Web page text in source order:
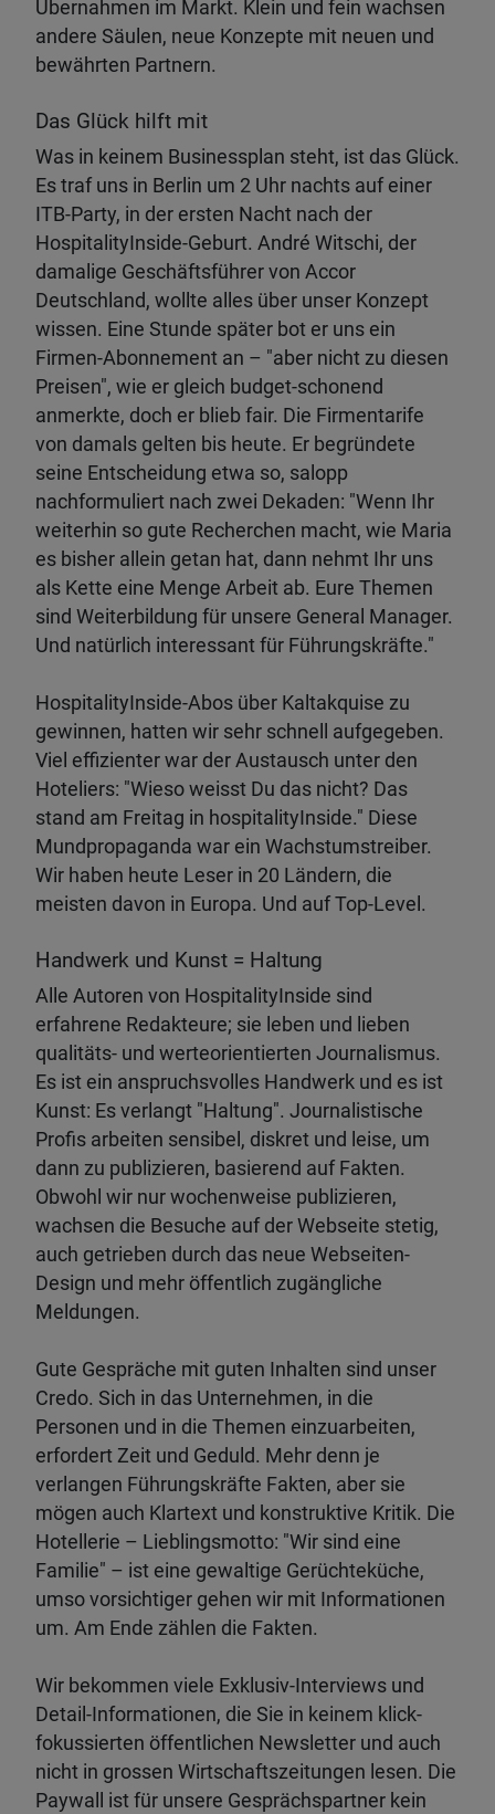
Übernahmen im Markt. Klein und fein wachsen
andere Säulen, neue Konzepte mit neuen und
bewährten Partnern.
Das Glück hilft mit
Was in keinem Businessplan steht, ist das Glück.
Es traf uns in Berlin um 2 Uhr nachts auf einer
ITB-Party, in der ersten Nacht nach der
HospitalityInside-Geburt. André Witschi, der
damalige Geschäftsführer von Accor
Deutschland, wollte alles über unser Konzept
wissen. Eine Stunde später bot er uns ein
Firmen-Abonnement an – "aber nicht zu diesen
Preisen", wie er gleich budget-schonend
anmerkte, doch er blieb fair. Die Firmentarife
von damals gelten bis heute. Er begründete
seine Entscheidung etwa so, salopp
nachformuliert nach zwei Dekaden: "Wenn Ihr
weiterhin so gute Recherchen macht, wie Maria
es bisher allein getan hat, dann nehmt Ihr uns
als Kette eine Menge Arbeit ab. Eure Themen
sind Weiterbildung für unsere General Manager.
Und natürlich interessant für Führungskräfte."
HospitalityInside-Abos über Kaltakquise zu
gewinnen, hatten wir sehr schnell aufgegeben.
Viel effizienter war der Austausch unter den
Hoteliers: "Wieso weisst Du das nicht? Das
stand am Freitag in hospitalityInside." Diese
Mundpropaganda war ein Wachstumstreiber.
Wir haben heute Leser in 20 Ländern, die
meisten davon in Europa. Und auf Top-Level.
Handwerk und Kunst = Haltung
Alle Autoren von HospitalityInside sind
erfahrene Redakteure; sie leben und lieben
qualitäts- und werteorientierten Journalismus.
Es ist ein anspruchsvolles Handwerk und es ist
Kunst: Es verlangt "Haltung". Journalistische
Profis arbeiten sensibel, diskret und leise, um
dann zu publizieren, basierend auf Fakten.
Obwohl wir nur wochenweise publizieren,
wachsen die Besuche auf der Webseite stetig,
auch getrieben durch das neue Webseiten-
Design und mehr öffentlich zugängliche
Meldungen.
Gute Gespräche mit guten Inhalten sind unser
Credo. Sich in das Unternehmen, in die
Personen und in die Themen einzuarbeiten,
erfordert Zeit und Geduld. Mehr denn je
verlangen Führungskräfte Fakten, aber sie
mögen auch Klartext und konstruktive Kritik. Die
Hotellerie – Lieblingsmotto: "Wir sind eine
Familie" – ist eine gewaltige Gerüchteküche,
umso vorsichtiger gehen wir mit Informationen
um. Am Ende zählen die Fakten.
Wir bekommen viele Exklusiv-Interviews und
Detail-Informationen, die Sie in keinem klick-
fokussierten öffentlichen Newsletter und auch
nicht in grossen Wirtschaftszeitungen lesen. Die
Paywall ist für unsere Gesprächspartner kein